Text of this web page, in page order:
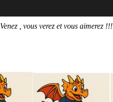
Venez , vous verez et vous aimerez !!!